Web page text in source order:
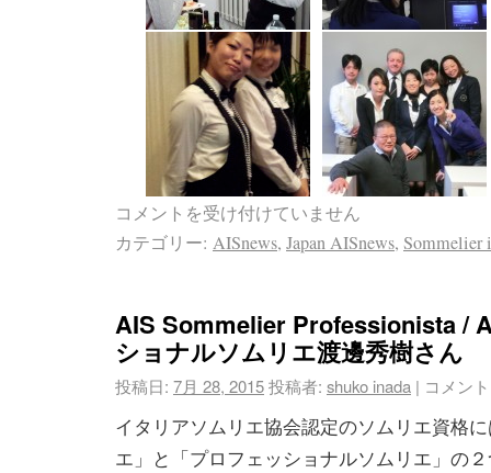
コメントを受け付けていません
カテゴリー: AISnews, Japan AISnews, Sommelier
AIS Sommelier Professionista /
ショナルソムリエ渡邊秀樹さん
投稿日: 7月 28, 2015投稿者: shuko inada | コメン
イタリアソムリエ協会認定のソムリエ資格
エ」と「プロフェッショナルソムリエ」の